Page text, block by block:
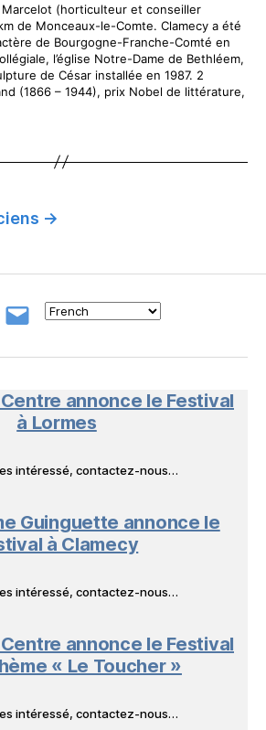
(horticulteur et conseiller
de Monceaux-le-Comte. Clamecy a été
de Bourgogne-Franche-Comté en
l’église Notre-Dame de Bethléem,
de César installée en 1987. 2
(1866 – 1944), prix Nobel de littérature,
→
E-
à
Livres
annonce le Festival
à Lormes
intéressé, contactez-nous…
Guinguette annonce le
à Clamecy
intéressé, contactez-nous…
annonce le Festival
« Le Toucher »
intéressé, contactez-nous…